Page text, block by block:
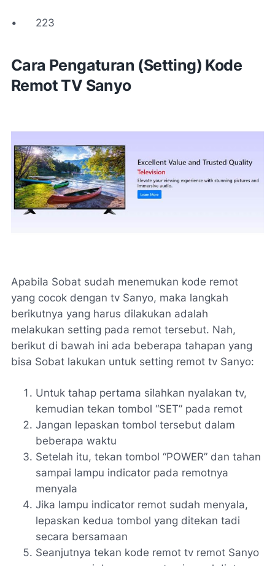
• 223
Cara Pengaturan (Setting) Kode
Remot TV Sanyo
Apabila Sobat sudah menemukan kode remot
yang cocok dengan tv Sanyo, maka langkah
berikutnya yang harus dilakukan adalah
melakukan setting pada remot tersebut. Nah,
berikut di bawah ini ada beberapa tahapan yang
bisa Sobat lakukan untuk setting remot tv Sanyo:
Untuk tahap pertama silahkan nyalakan tv,
kemudian tekan tombol “SET” pada remot
Jangan lepaskan tombol tersebut dalam
beberapa waktu
Setelah itu, tekan tombol “POWER” dan tahan
sampai lampu indicator pada remotnya
menyala
Jika lampu indicator remot sudah menyala,
lepaskan kedua tombol yang ditekan tadi
secara bersamaan
Seanjutnya tekan kode remot tv remot Sanyo